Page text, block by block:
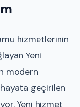
hizmetlerinin
Yeni
modern
geçirilen
Yeni hizmet